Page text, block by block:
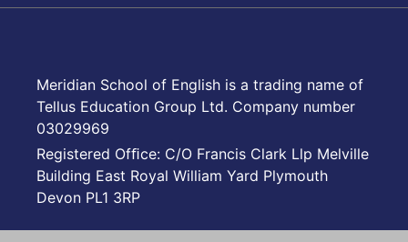
Meridian School of English is a trading name of
Tellus Education Group Ltd. Company number
03029969
Registered Ofﬁce: C/O Francis Clark Llp Melville
Building East Royal William Yard Plymouth
Devon PL1 3RP